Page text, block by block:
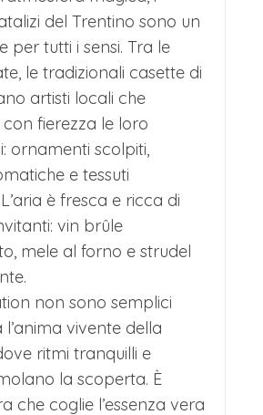
rinascimentale e dalle
Le piazze principali si
di caratteristiche casette di
espongono un artigianato
dalle sculture in
presepi intagliati, dalle
ai caldi tessuti di
profuma di vin brûle, di
alla cannella e dello strudel
mentre banchi
offrono specialità
i canederi e i formaggi di
del Trentino sono un
per tutti i sensi. Tra le
le tradizionali casette di
artisti locali che
fierezza le loro
ornamenti scolpiti,
e tessuti
è fresca e ricca di
vin brûle
mele al forno e strudel
non sono semplici
vivente della
ritmi tranquilli e
la scoperta. È
che coglie l’essenza vera